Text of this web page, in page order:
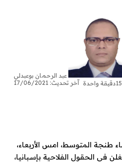
عبد الرحمان بوعبدلي
آخر تحديث: 17/06/2021 واحدة
المتوسط، امس الأربعاء،
الحقول الفلاحية بإسبانيا،